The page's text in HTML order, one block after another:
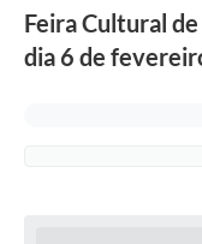
Feira Cultural
dia 6 de